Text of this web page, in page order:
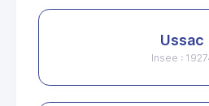
Ussac
Insee :